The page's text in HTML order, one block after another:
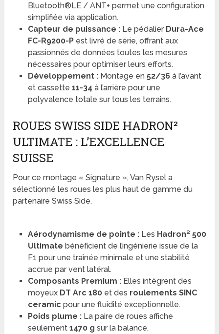
Bluetooth®LE / ANT+ permet une configuration
simplifiée via application.
Capteur de puissance :Le pédalier Dura-Ace
FC-R9200-Pest livré de série, offrant aux
passionnés de données toutes les mesures
nécessaires pour optimiser leurs efforts.
Développement :Montage en 52/36à l’avant
et cassette 11-34 à l’arrière pour une
polyvalence totale sur tous les terrains.
ROUES SWISS SIDE HADRON²
ULTIMATE : L’EXCELLENCE
SUISSE
Pour ce montage « Signature », Van Rysel a
sélectionné les roues les plus haut de gamme du
partenaire Swiss Side.
Aérodynamisme de pointe :Les Hadron² 500
Ultimate bénéficient de l’ingénierie issue de la
F1 pour une traînée minimale et une stabilité
accrue par vent latéral.
Composants Premium :Elles intègrent des
moyeux DT Arc 180et des roulements SINC
ceramic pour une fluidité exceptionnelle.
Poids plume :La paire de roues affiche
seulement 1470 g sur la balance.